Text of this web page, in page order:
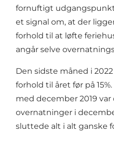
fornuftigt
et signal om, at der
forhold til at løfte
angår selve
Den sidste måned i
forhold til året før på
med december 2019 var
overnatninger i
sluttede alt i alt ganske